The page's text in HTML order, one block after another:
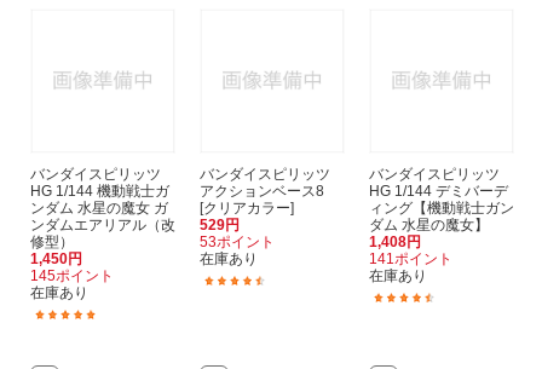
バンダイスピリッツ
HG 1/144 機動戦士ガ
ンダム 水星の魔女 ガ
ンダムエアリアル（改
修型）
1,450円
145ポイント
在庫あり
バンダイスピリッツ
アクションベース8
[クリアカラー]
529円
53ポイント
在庫あり
バンダイスピリッツ
HG 1/144 デミバーデ
ィング【機動戦士ガン
ダム 水星の魔女】
1,408円
141ポイント
在庫あり